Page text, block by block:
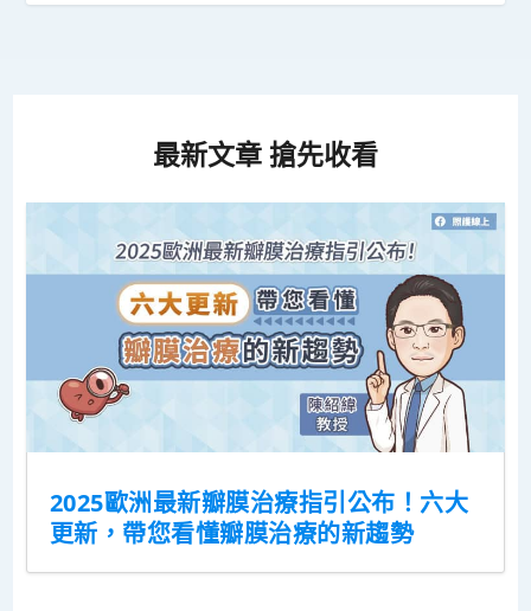
最新文章 搶先收看
2025歐洲最新瓣膜治療指引公布！六大
更新，帶您看懂瓣膜治療的新趨勢